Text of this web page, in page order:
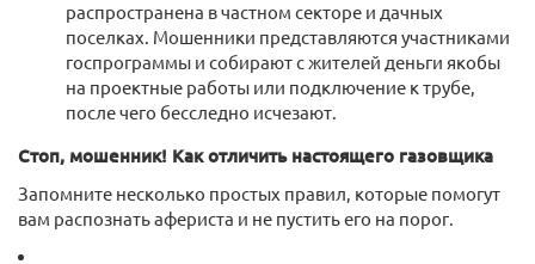
распространена в частном секторе и дачных
поселках. Мошенники представляются участниками
госпрограммы и собирают с жителей деньги якобы
на проектные работы или подключение к трубе,
после чего бесследно исчезают.
Стоп, мошенник! Как отличить настоящего газовщика
Запомните несколько простых правил, которые помогут
вам распознать афериста и не пустить его на порог.